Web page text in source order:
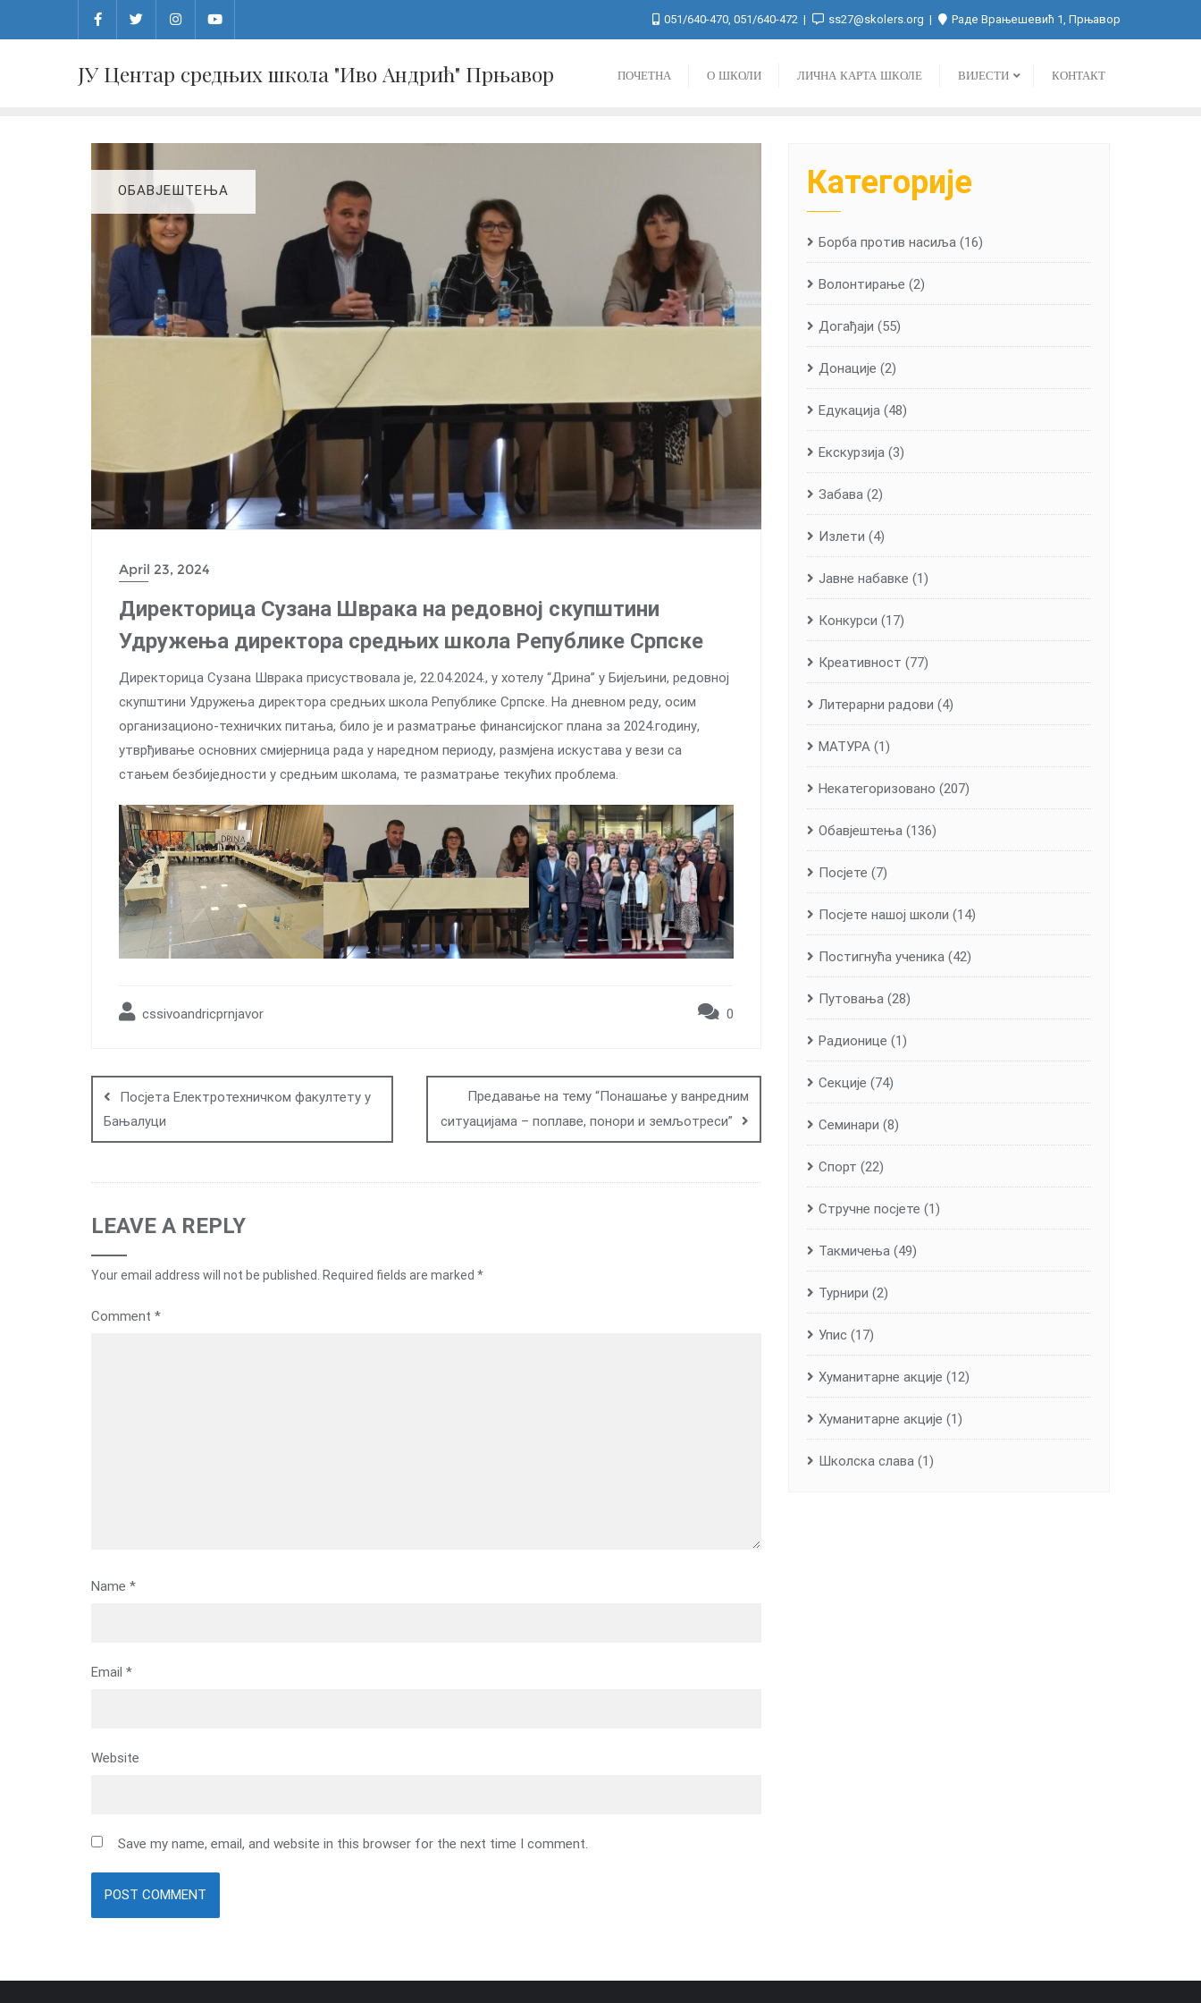
051/640-470, 051/640-472 ss27@skolers.org Раде Врањешевић 1, Прњавор
ЈУ Центар средњих школа "Иво Андрић" Прњавор ПОЧЕТНА О ШКОЛИ ЛИЧНА КАРТА ШКОЛЕ ВИЈЕСТИ КОНТАКТ
ОБАВЈЕШТЕЊА
April 23, 2024
Директорица Сузана Шврака на редовној скупштини
Удружења директора средњих школа Републике Српске
Директорица Сузана Шврака присуствовала је, 22.04.2024., у хотелу “Дрина” у Бијељини, редовној
скупштини Удружења директора средњих школа Републике Српске. На дневном реду, осим
организационо-техничких питања, било је и разматрање финансијског плана за 2024.годину,
утврђивање основних смијерница рада у наредном периоду, размјена искустава у вези са
стањем безбиједности у средњим школама, те разматрање текућих проблема.
cssivoandricprnjavor 0
navigation
Посјета Електротехничком факултету у
Бањалуци
Предавање на тему “Понашање у ванредним
ситуацијама – поплаве, понори и земљотреси”
LEAVE A REPLY
Your email address will not be published. Required fields are marked *
Comment *
Name *
Email *
Website
Save my name, email, and website in this browser for the next time I comment.
Категорије
Борба против насиља (16)
Волонтирање (2)
Догађаји (55)
Донације (2)
Едукација (48)
Екскурзија (3)
Забава (2)
Излети (4)
Јавне набавке (1)
Конкурси (17)
Креативност (77)
Литерарни радови (4)
МАТУРА (1)
Некатегоризовано (207)
Обавјештења (136)
Посјете (7)
Посјете нашој школи (14)
Постигнућа ученика (42)
Путовања (28)
Радионице (1)
Секције (74)
Семинари (8)
Спорт (22)
Стручне посјете (1)
Такмичења (49)
Турнири (2)
Упис (17)
Хуманитарне aкције (12)
Хуманитарне акције (1)
Школска слава (1)